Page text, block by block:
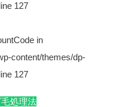
127
in
content/themes/dp-
127
処理法